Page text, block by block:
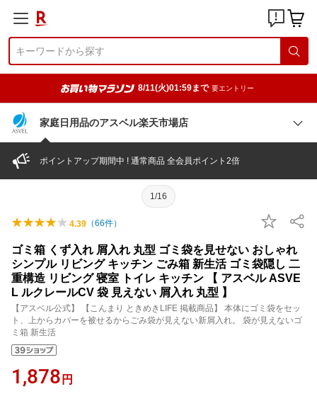
8/11(火)01:59まで 要エントリー
家庭日用品のアスベル楽天市場店
ポイントアップ期間中 ! 通常商品 全会員ポイント2倍
1/16
4.39 （66件）
ゴミ箱 くず入れ 屑入れ 丸型 ゴミ袋を見せない おしゃれ
シンプル リビング キッチン ごみ箱 新生活 ゴミ袋隠し 二
重構造 リビング 寝室 トイレ キッチン 【 アスベル ASVE
L ルクレールCV 袋 見えない 屑入れ 丸型 】
【アスベル公式】 【こんまり ときめきLIFE 掲載商品】 本体にゴミ袋をセッ
ト、上からカバーを被せるからごみ袋が見えない新屑入れ。 袋が見えないゴ
ミ箱 新生活
1,878 円